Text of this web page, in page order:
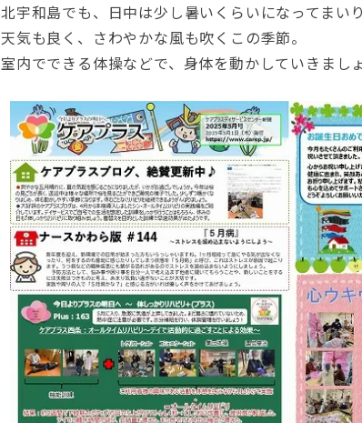
北宇和島でも、日中は少し暑いくらいになってまい
天気も良く、さわやかな風も吹くこの季節。
室内でできる体操などで、身体を動かしていきましょ